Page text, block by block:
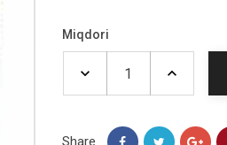
Miqdori
Share